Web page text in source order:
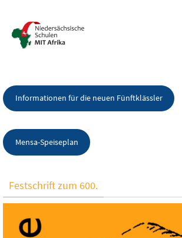
Informationen für die neuen Fünftklässler
Mensa-Speiseplan
Festschrift zum 600.